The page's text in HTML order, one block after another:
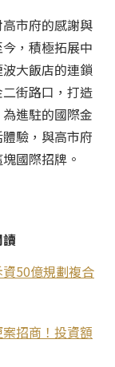
市府的感謝與
，積極拓展中
大飯店的連鎖
街路口，打造
進駐的國際金
驗，與高市府
國際招牌。
50億規劃複合
招商！投資額